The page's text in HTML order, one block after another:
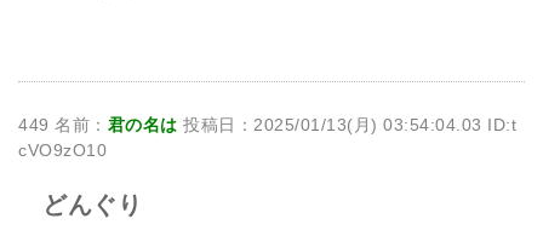
449 名前： 君の名は 投稿日：2025/01/13(月) 03:54:04.03 ID:t
cVO9zO10
どんぐり